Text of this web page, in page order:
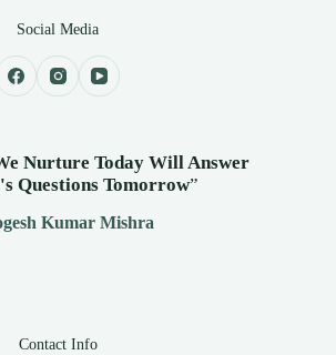
Social Media
Nurture Today Will Answer
Questions Tomorrow”
Kumar Mishra
Contact Info